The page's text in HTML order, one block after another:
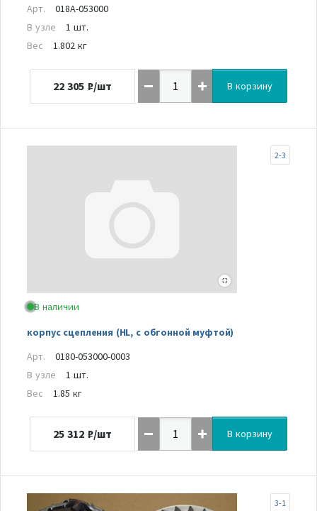
Арт.
018A-053000
В узле
1 шт.
Вес
1.802 кг
22 305 ₽/шт В корзину
В наличии
корпус сцепления (HL, с обгонной муфтой)
2-3
Арт.
0180-053000-0003
В узле
1 шт.
Вес
1.85 кг
25 312 ₽/шт В корзину
3-1